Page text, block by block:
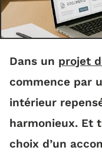
Dans un projet
commence par
intérieur
harmonieux. Et
choix d’un